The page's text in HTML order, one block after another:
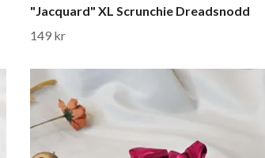
"Jacquard" XL Scrunchie Dreadsnodd
149 kr